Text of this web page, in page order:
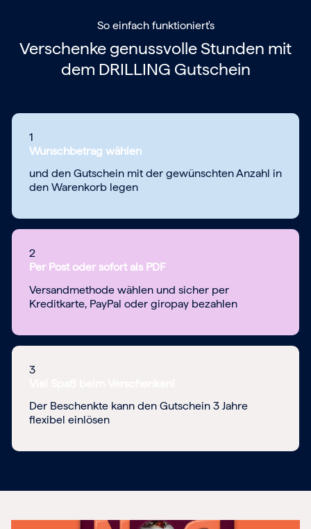
So einfach funktioniert's
Verschenke genussvolle Stunden mit
dem DRILLING Gutschein
1
Wunschbetrag wählen
und den Gutschein mit der gewünschten Anzahl in
den Warenkorb legen
2
Per Post oder sofort als PDF
Versandmethode wählen und sicher per
Kreditkarte, PayPal oder giropay bezahlen
3
Der Beschenkte kann den Gutschein 3 Jahre
flexibel einlösen